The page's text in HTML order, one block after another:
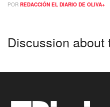
POR REDACCIÓN EL DIARIO DE OLIVA+
Discussion about